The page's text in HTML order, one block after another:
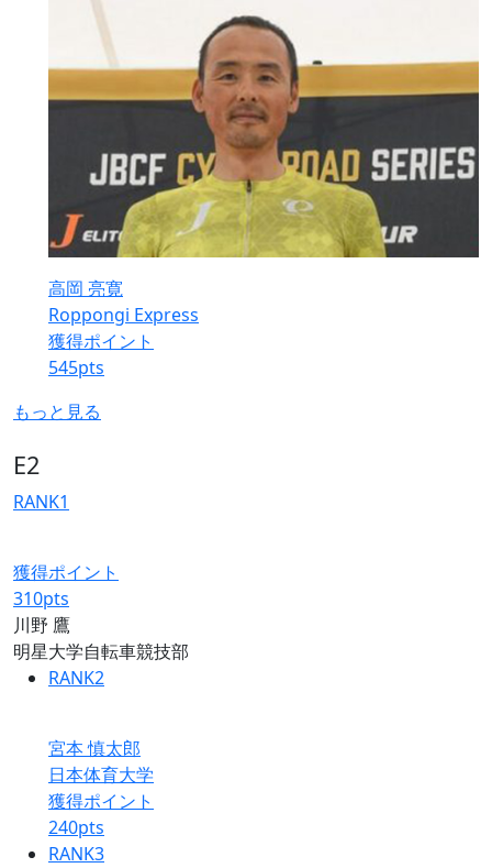
高岡 亮寛
Roppongi Express
獲得ポイント
545pts
もっと見る
E2
RANK1
獲得ポイント
310pts
川野 鷹
明星大学自転車競技部
RANK2
宮本 慎太郎
日本体育大学
獲得ポイント
240pts
RANK3